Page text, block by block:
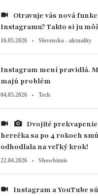
Instagramu? Takto si ju
16.05.2026 Slovensko - aktuality
Instagram mení pravidlá.
majú problém
04.05.2026 Tech
herečka sa po 4 rokoch
odhodlala na veľký krok!
22.04.2026 Showbiznis